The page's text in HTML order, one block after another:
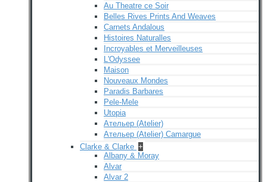
Au Theatre ce Soir
Belles Rives Prints And Weaves
Carnets Andalous
Histoires Naturalles
Incroyables et Merveilleuses
L'Odyssee
Maison
Nouveaux Mondes
Paradis Barbares
Pele-Mele
Utopia
Ательер (Atelier)
Ательер (Atelier) Camargue
Clarke & Clarke +
Albany & Moray
Alvar
Alvar 2